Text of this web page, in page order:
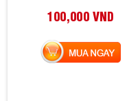
100,000 VND
MUA NGAY